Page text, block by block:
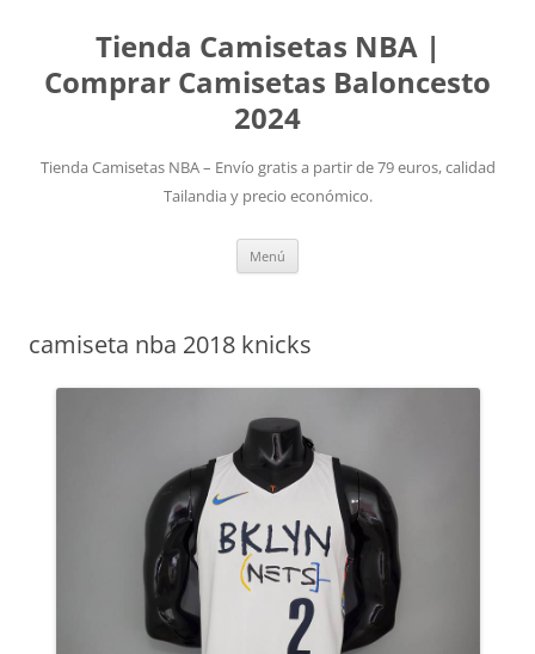
Tienda Camisetas NBA |
Comprar Camisetas Baloncesto
2024
Tienda Camisetas NBA – Envío gratis a partir de 79 euros, calidad
Tailandia y precio económico.
Menú
camiseta nba 2018 knicks